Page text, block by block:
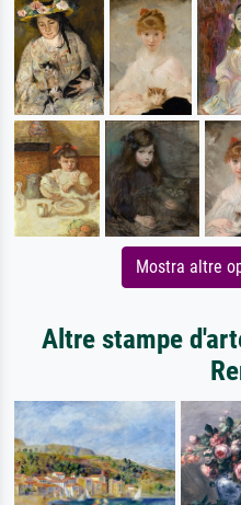
Mostra altre
Altre stampe